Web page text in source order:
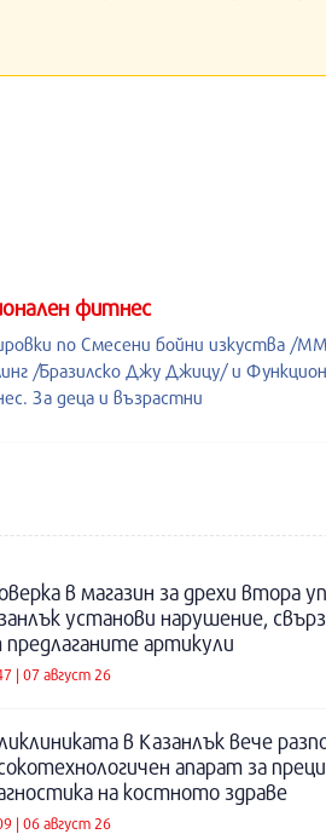
фитнес
по Смесени бойни изкуства /
/Бразилско Джу Джицу/ и
За деца и възрастни
в магазин за дрехи втора
установи нарушение,
артикули
| 07 август 26
в Казанлък вече
апарат за
на костното здраве
| 06 август 26